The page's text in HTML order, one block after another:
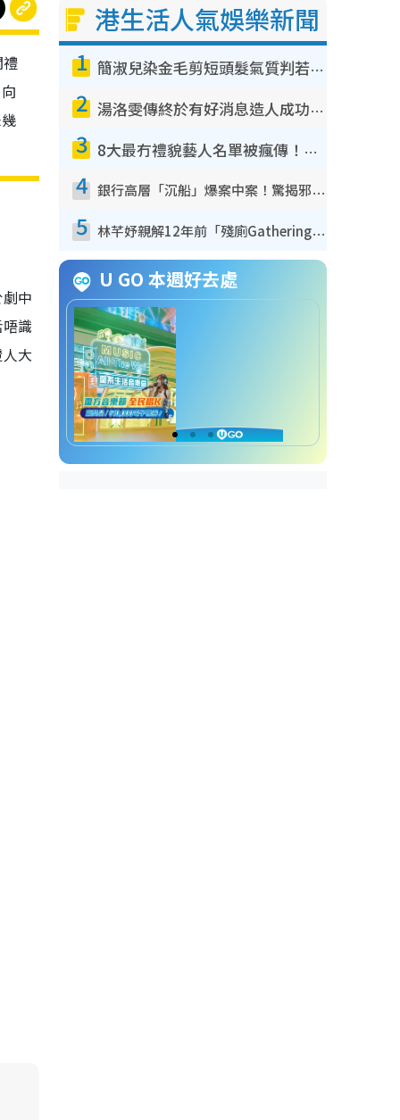
中
識
大
港生活人氣娛樂新聞
1 簡淑兒染金毛剪短頭髮氣質判若兩人！嚇壞老公麥大力都認唔出：「你做咩事？」
2 湯洛雯傳終於有好消息造人成功！兩大細節曝孕味極濃惹猜測：大肚婆先會咁！
3 8大最冇禮貌藝人名單被瘋傳！網民揭發明星真面目 一致數臭呢位係無品天花板？
4 銀行高層「沉船」爆案中案！驚揭邪教洗腦操控賣淫被吞600萬 幕後黑手講多錯多
5 林芊妤親解12年前「殘廁Gathering」真相！高層解約一句話重創尊嚴至今拒返TVB
U GO 本週好去處